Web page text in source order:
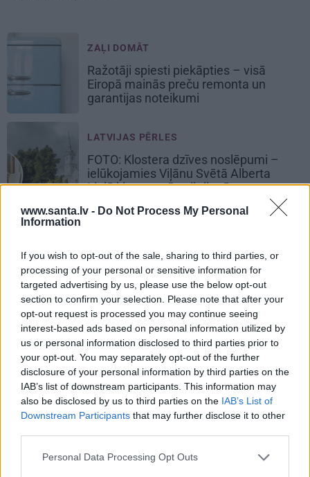
www.santa.lv - Do Not Process My Personal
Information
If you wish to opt-out of the sale, sharing to third parties, or
processing of your personal or sensitive information for
targeted advertising by us, please use the below opt-out
section to confirm your selection. Please note that after your
opt-out request is processed you may continue seeing
interest-based ads based on personal information utilized by
us or personal information disclosed to third parties prior to
your opt-out. You may separately opt-out of the further
disclosure of your personal information by third parties on the
IAB’s list of downstream participants. This information may
also be disclosed by us to third parties on the IAB’s List of
Downstream Participants that may further disclose it to other
Personal Data Processing Opt Outs
ZAĻI DOMĀT
Ražotāji spiesti piekāpties – visā
Eiropā mainās preču remonta un
garantijas noteikumi
LATVIJAS PĒRLES
FOTO: Klostera dzīves noslēpumi –
ielūkojamies Viļānu Svētā Alberta
Lielā klostera tēvu ikdienā
«Mana eksistences forma kopš
bērnības – cīņa.» Lauris Dzelzītis par
panikas lēkmēm, vientulību un
atgriešanos teātrī
PRIVĀTĀ DZĪVE
ZIŅAS